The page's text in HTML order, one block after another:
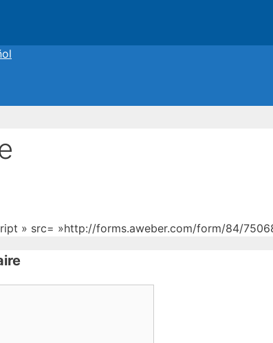
» src= »http://forms.aweber.com/form/84/